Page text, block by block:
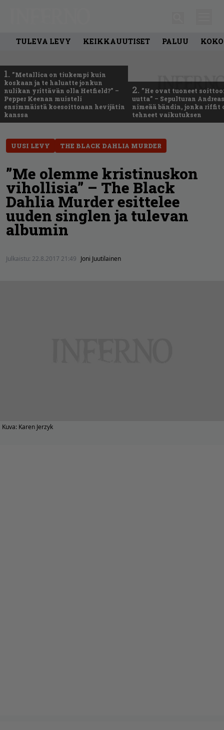
TULEVA LEVY KEIKKAUUTISET PALUU
1. ”Metallica on tiukempi kuin
koskaan ja te haluatte jonkun
nulikan yrittävän olla Hetfield?” –
Pepper Keenan muisteli
ensimmäistä koesoittoaan hevijätin
kanssa
2. ”He ovat tuoneet
uutta” – Sepulturan
nimeää bändin, jonka riffit
tehneet vaikutuksen
UUSI LEVY THE BLACK DAHLIA MURDER
”Me olemme kristinuskon
vihollisia” – The Black
Dahlia Murder esittelee
uuden singlen ja tulevan
albumin
Julkaistu: 22.8.2017 21:49 Joni Juutilainen
Kuva: Karen Jerzyk